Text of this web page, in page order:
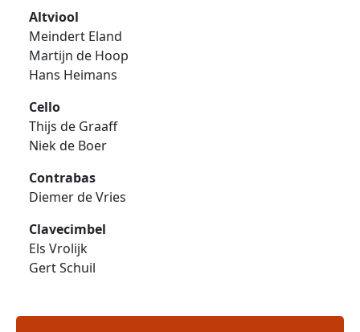
Altviool
Meindert Eland
Martijn de Hoop
Hans Heimans
Cello
Thijs de Graaff
Niek de Boer
Contrabas
Diemer de Vries
Clavecimbel
Els Vrolijk
Gert Schuil